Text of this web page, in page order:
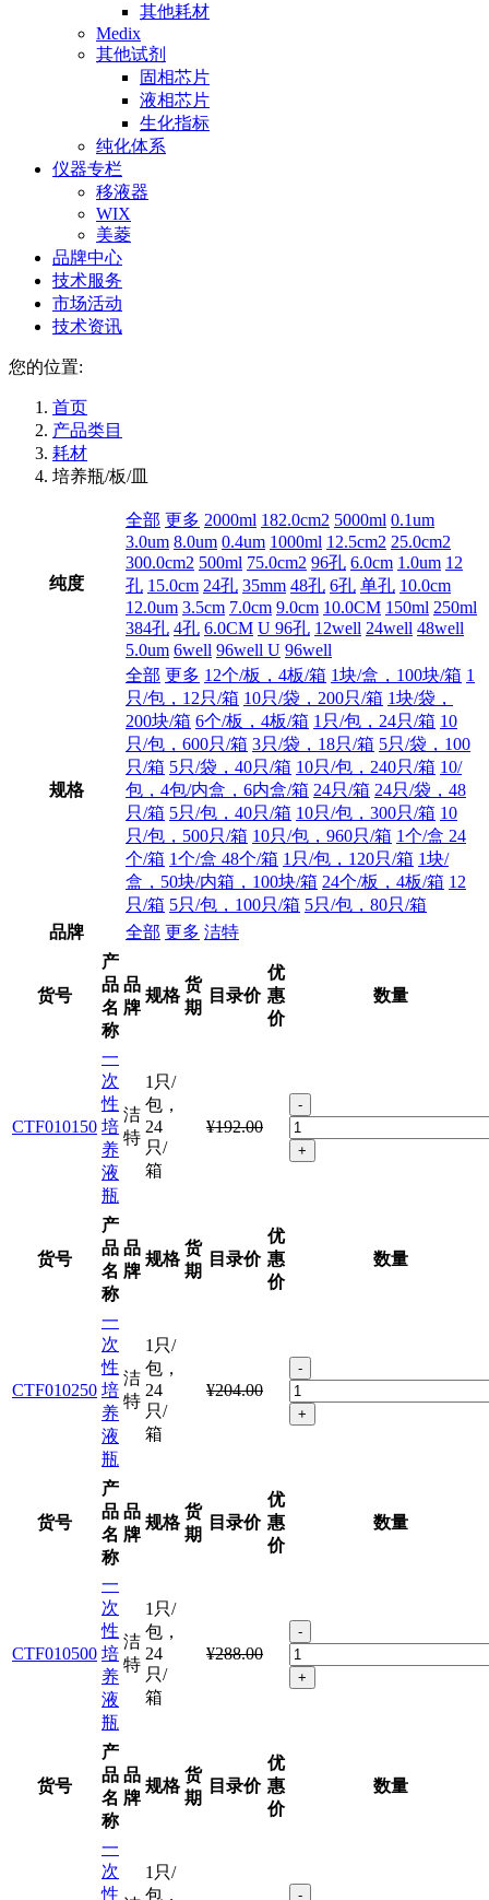
其他耗材
Medix
其他试剂
固相芯片
液相芯片
生化指标
纯化体系
仪器专栏
移液器
WIX
美菱
品牌中心
技术服务
市场活动
技术资讯
您的位置:
首页
产品类目
耗材
培养瓶/板/皿
纯度
全部 更多 2000ml 182.0cm2 5000ml 0.1um
3.0um 8.0um 0.4um 1000ml 12.5cm2 25.0cm2
300.0cm2 500ml 75.0cm2 96孔 6.0cm 1.0um 12
孔 15.0cm 24孔 35mm 48孔 6孔 单孔 10.0cm
12.0um 3.5cm 7.0cm 9.0cm 10.0CM 150ml 250ml
384孔 4孔 6.0CM U 96孔 12well 24well 48well
5.0um 6well 96well U 96well
规格
全部 更多 12个/板，4板/箱 1块/盒，100块/箱 1
只/包，12只/箱 10只/袋，200只/箱 1块/袋，
200块/箱 6个/板，4板/箱 1只/包，24只/箱 10
只/包，600只/箱 3只/袋，18只/箱 5只/袋，100
只/箱 5只/袋，40只/箱 10只/包，240只/箱 10/
包，4包/内盒，6内盒/箱 24只/箱 24只/袋，48
只/箱 5只/包，40只/箱 10只/包，300只/箱 10
只/包，500只/箱 10只/包，960只/箱 1个/盒 24
个/箱 1个/盒 48个/箱 1只/包，120只/箱 1块/
盒，50块/内箱，100块/箱 24个/板，4板/箱 12
只/箱 5只/包，100只/箱 5只/包，80只/箱
品牌
全部 更多 洁特
货号
产
品
名
称
品
牌
规格
货
期
目录价
优
惠
价
数量
CTF010150
一
次
性
培
养
液
瓶
洁
特
1只/
包，
24
只/
箱
¥192.00
-
+
货号
产
品
名
称
品
牌
规格
货
期
目录价
优
惠
价
数量
CTF010250
一
次
性
培
养
液
瓶
洁
特
1只/
包，
24
只/
箱
¥204.00
-
+
货号
产
品
名
称
品
牌
规格
货
期
目录价
优
惠
价
数量
CTF010500
一
次
性
培
养
液
瓶
洁
特
1只/
包，
24
只/
箱
¥288.00
-
+
货号
产
品
名
称
品
牌
规格
货
期
目录价
优
惠
价
数量
一
次
性
1只/
包，
-